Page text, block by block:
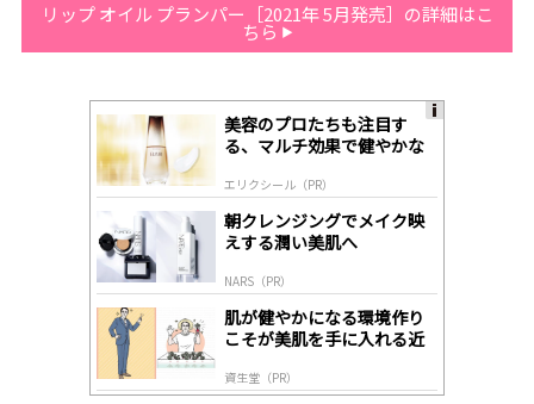
リップ オイル プランパー［2021年 5月発売］の詳細はこ
ちら
美容のプロたちも注目す
る、マルチ効果で健やかな
エリクシール（PR）
朝クレンジングでメイク映
えする潤い美肌へ
NARS（PR）
肌が健やかになる環境作り
こそが美肌を手に入れる近
資生堂（PR）